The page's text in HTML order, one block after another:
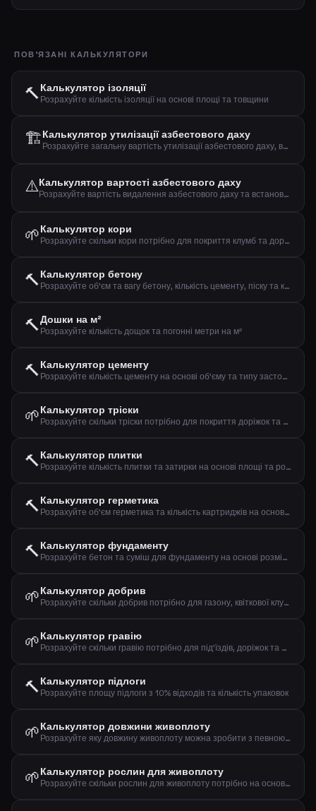
ПОВ'ЯЗАНІ КАЛЬКУЛЯТОРИ
🔨Калькулятор ізоляції
Розрахуйте кількість ізоляції на основі площі та товщини
🏗️Калькулятор утилізації азбестового даху
Розрахуйте загальну вартість утилізації азбестового даху, включаючи демонтаж, транспортування та захоронення.
⚠️Калькулятор вартості азбестового даху
Розрахуйте вартість видалення азбестового даху та встановлення нового
🌱Калькулятор кори
Розрахуйте скільки кори потрібно для покриття клумб та доріжок
🔨Калькулятор бетону
Розрахуйте об'єм та вагу бетону, кількість цементу, піску та каменю
🔨Дошки на м²
Розрахуйте кількість дощок та погонні метри на м²
🔨Калькулятор цементу
Розрахуйте кількість цементу на основі об'єму та типу застосування
🌱Калькулятор тріски
Розрахуйте скільки тріски потрібно для покриття доріжок та клумб
🔨Калькулятор плитки
Розрахуйте кількість плитки та затирки на основі площі та розміру плитки
🔨Калькулятор герметика
Розрахуйте об'єм герметика та кількість картриджів на основі розмірів шва
🔨Калькулятор фундаменту
Розрахуйте бетон та суміш для фундаменту на основі розмірів
🌱Калькулятор добрив
Розрахуйте скільки добрив потрібно для газону, квіткової клумби або городу
🌱Калькулятор гравію
Розрахуйте скільки гравію потрібно для під'їздів, доріжок та дренажних шарів
🔨Калькулятор підлоги
Розрахуйте площу підлоги з 10% відходів та кількість упаковок
🌱Калькулятор довжини живоплоту
Розрахуйте яку довжину живоплоту можна зробити з певною кількістю рослин та відстанню
🌱Калькулятор рослин для живоплоту
Розрахуйте скільки рослин для живоплоту потрібно на основі довжини та відстані між рослинами